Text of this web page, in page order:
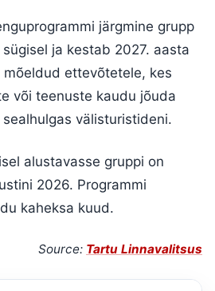
järgmine grupp
ja kestab 2027. aasta
mõeldud ettevõtetele, kes
või teenuste kaudu jõuda
välisturistideni.
alustavasse gruppi on
2026. Programmi
kaheksa kuud.
Source: Tartu Linnavalitsus